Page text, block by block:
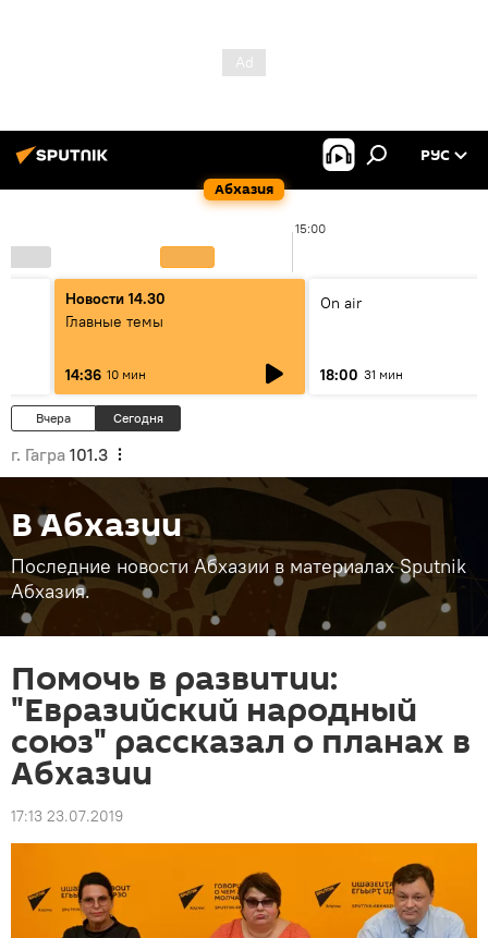
Абхазия
РУС
15:00
Новости 14.30
Главные темы
14:36 10 мин
On air
18:00 31 мин
Вчера Сегодня
г. Гагра 101.3
В Абхазии
Последние новости Абхазии в материалах Sputnik
Абхазия.
Помочь в развитии:
"Евразийский народный
союз" рассказал о планах в
Абхазии
17:13 23.07.2019